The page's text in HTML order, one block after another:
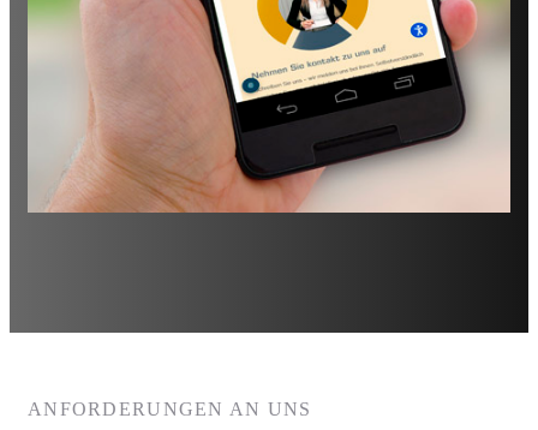
ANFORDERUNGEN AN UNS